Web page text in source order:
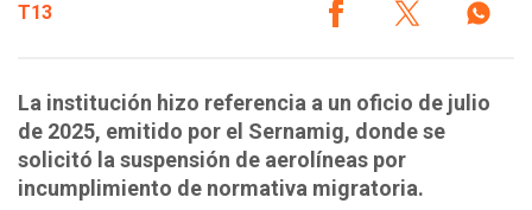
T13
La institución hizo referencia a un oficio de julio
de 2025, emitido por el Sernamig, donde se
solicitó la suspensión de aerolíneas por
incumplimiento de normativa migratoria.